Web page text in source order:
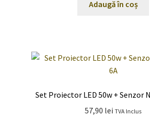
Adaugă în coș
Set Proiector LED 50w + Senzor
57,90 lei TVA Inclus